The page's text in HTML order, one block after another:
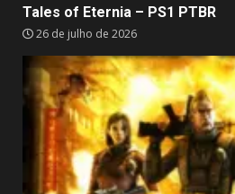
Tales of Eternia – PS1 PTBR
26 de julho de 2026